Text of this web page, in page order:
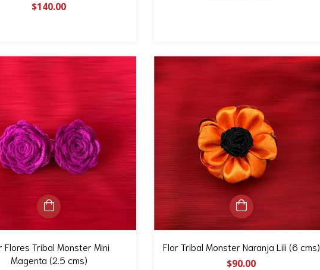
$140.00
Flores Tribal Monster Mini
Magenta (2.5 cms)
Flor Tribal Monster Naranja Lili (6 cms)
$90.00